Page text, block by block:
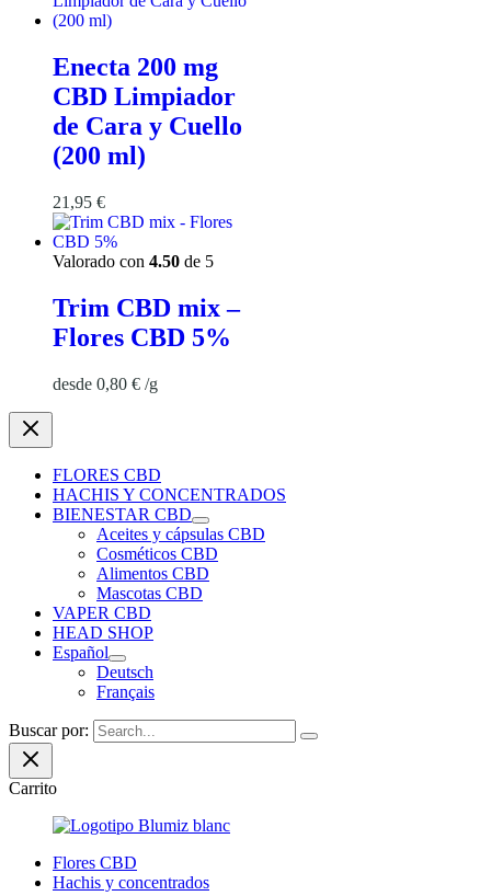
Enecta 200 mg
CBD Limpiador
de Cara y Cuello
(200 ml)
21,95 €
Valorado con 4.50 de 5
Trim CBD mix –
Flores CBD 5%
desde 0,80 € /g
FLORES CBD
HACHIS Y CONCENTRADOS
BIENESTAR CBD
Aceites y cápsulas CBD
Cosméticos CBD
Alimentos CBD
Mascotas CBD
VAPER CBD
HEAD SHOP
Español
Deutsch
Français
Buscar por:
Carrito
Flores CBD
Hachis y concentrados